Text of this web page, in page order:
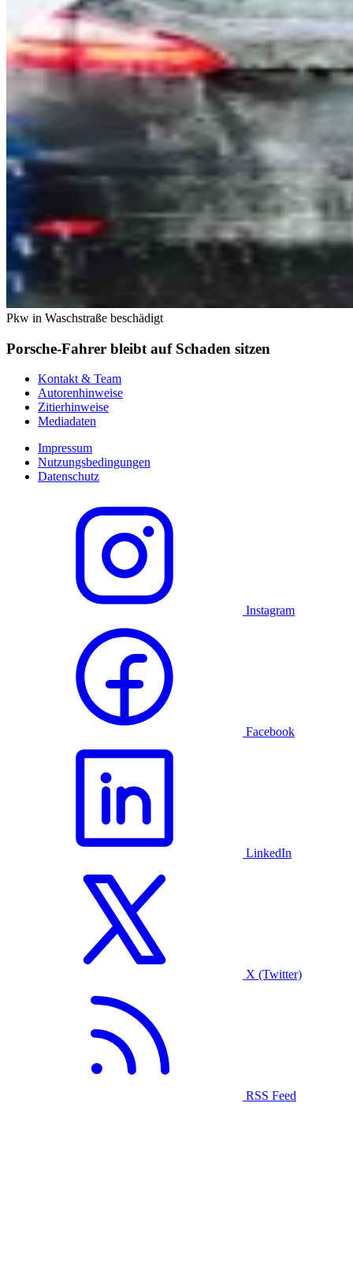
Pkw in Waschstraße beschädigt
Porsche-Fahrer bleibt auf Schaden sitzen
Kontakt & Team
Autorenhinweise
Zitierhinweise
Mediadaten
Impressum
Nutzungsbedingungen
Datenschutz
Instagram
Facebook
LinkedIn
X (Twitter)
RSS Feed